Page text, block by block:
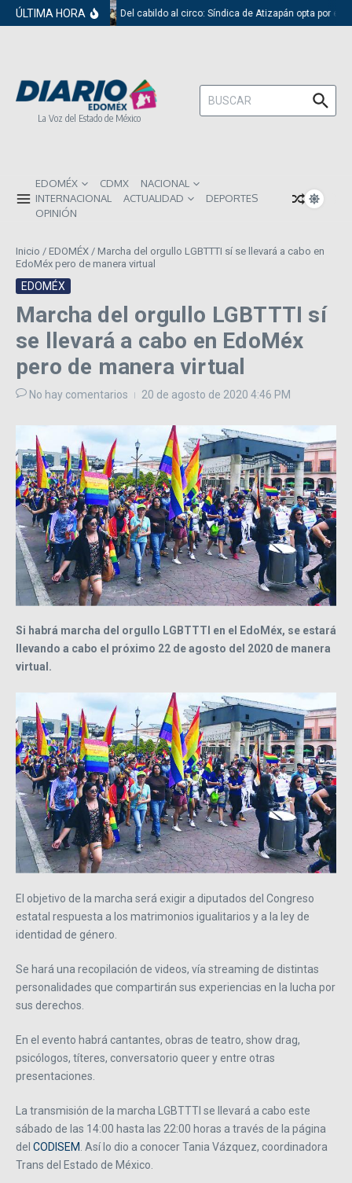
Saltar al contenido
ÚLTIMA HORA Del cabildo al circo: Síndica de Atizapán opta por el
La Voz del Estado de México
Buscar:
EDOMÉX CDMX
NACIONAL
INTERNACIONAL
ACTUALIDAD
DEPORTES
OPINIÓN
Inicio / EDOMÉX / Marcha del orgullo LGBTTTI sí se llevará a cabo en
EdoMéx pero de manera virtual
EDOMÉX
Marcha del orgullo LGBTTTI sí
se llevará a cabo en EdoMéx
pero de manera virtual
No hay comentarios 20 de agosto de 2020 4:46 PM
Si habrá marcha del orgullo LGBTTTI en el EdoMéx, se estará
llevando a cabo el próximo 22 de agosto del 2020 de manera
virtual.
El objetivo de la marcha será exigir a diputados del Congreso
estatal respuesta a los matrimonios igualitarios y a la ley de
identidad de género.
Se hará una recopilación de videos, vía streaming de distintas
personalidades que compartirán sus experiencias en la lucha por
sus derechos.
En el evento habrá cantantes, obras de teatro, show drag,
psicólogos, títeres, conversatorio queer y entre otras
presentaciones.
La transmisión de la marcha LGBTTTI se llevará a cabo este
sábado de las 14:00 hasta las 22:00 horas a través de la página
del CODISEM . Así lo dio a conocer Tania Vázquez, coordinadora
Trans del Estado de México.